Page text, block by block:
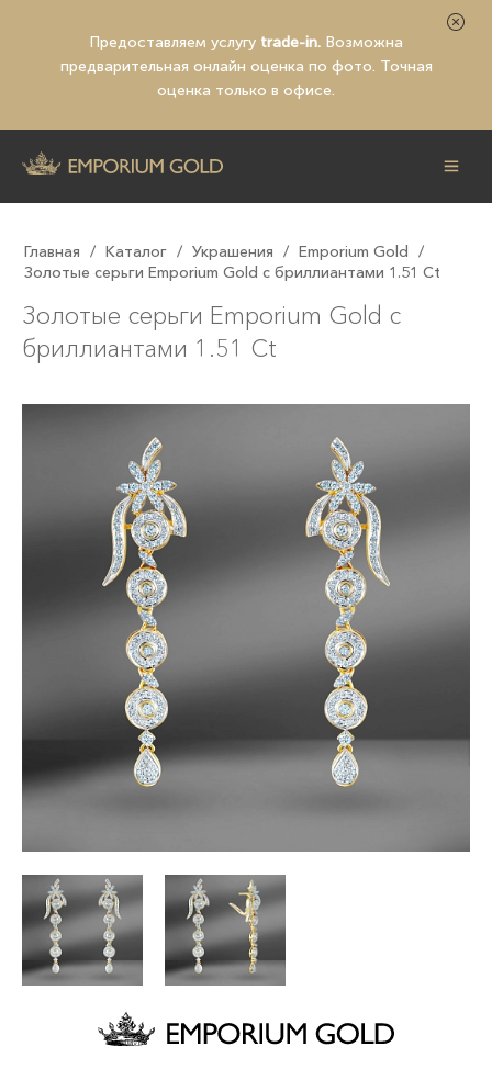
Предоставляем услугу trade-in. Возможна
предварительная онлайн оценка по фото. Точная
оценка только в офисе.
Главная / Каталог / Украшения / Emporium Gold /
Золотые серьги Emporium Gold с бриллиантами 1.51 Ct
Золотые серьги Emporium Gold с
бриллиантами 1.51 Ct